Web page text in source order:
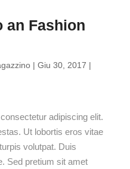
an Fashion
| Giu 30, 2017 |
adipiscing elit.
Ut lobortis eros vitae
volutpat. Duis
Sed pretium sit amet